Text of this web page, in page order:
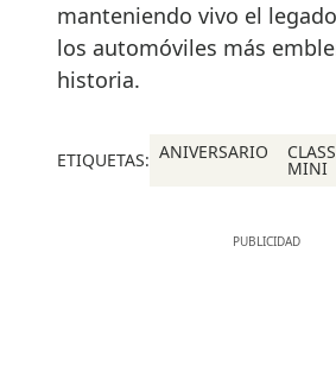
manteniendo vivo el
los automóviles más
historia.
ETIQUETAS: ANIVERSARIO
MINI